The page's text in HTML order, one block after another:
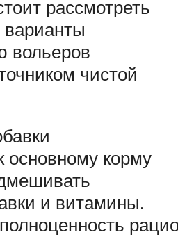
рассмотреть
вольеров
чистой
основному корму
и витамины.